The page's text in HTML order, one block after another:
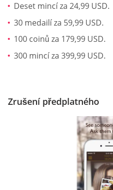
Deset mincí za 24,99 USD.
30 medailí za 59,99 USD.
100 coinů za 179,99 USD.
300 mincí za 399,99 USD.
Zrušení předplatného